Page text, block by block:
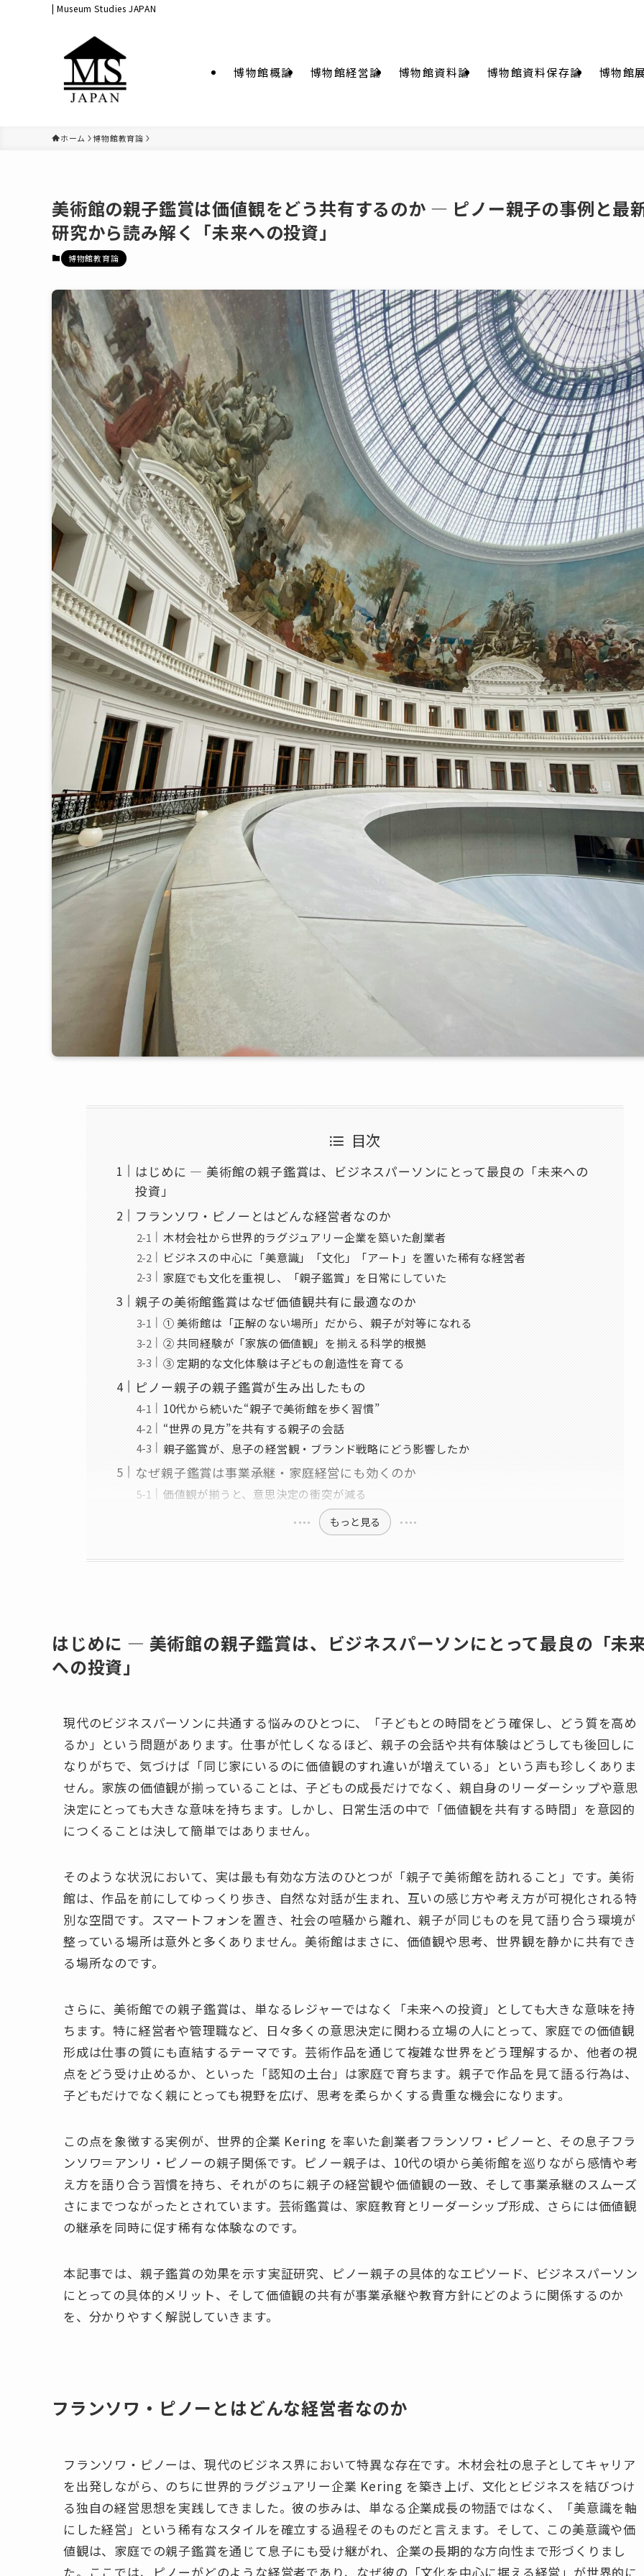
| Museum Studies JAPAN
博物館概論 博物館経営論 博物館資料論 博物館資料保存論 博物館
ホーム 博物館教育論
美術館の親子鑑賞は価値観をどう共有するのか ― ピノー親子の事例と最
研究から読み解く「未来への投資」
博物館教育論
目次
はじめに ― 美術館の親子鑑賞は、ビジネスパーソンにとって最良の「未来への
投資」
フランソワ・ピノーとはどんな経営者なのか
木材会社から世界的ラグジュアリー企業を築いた創業者
ビジネスの中心に「美意識」「文化」「アート」を置いた稀有な経営者
家庭でも文化を重視し、「親子鑑賞」を日常にしていた
親子の美術館鑑賞はなぜ価値観共有に最適なのか
① 美術館は「正解のない場所」だから、親子が対等になれる
② 共同経験が「家族の価値観」を揃える科学的根拠
③ 定期的な文化体験は子どもの創造性を育てる
ピノー親子の親子鑑賞が生み出したもの
10代から続いた“親子で美術館を歩く習慣”
“世界の見方”を共有する親子の会話
親子鑑賞が、息子の経営観・ブランド戦略にどう影響したか
なぜ親子鑑賞は事業承継・家庭経営にも効くのか
価値観が揃うと、意思決定の衝突が減る
もっと見る
はじめに ― 美術館の親子鑑賞は、ビジネスパーソンにとって最良の「未
への投資」
現代のビジネスパーソンに共通する悩みのひとつに、「子どもとの時間をどう確保し、どう質を高め
るか」という問題があります。仕事が忙しくなるほど、親子の会話や共有体験はどうしても後回しに
なりがちで、気づけば「同じ家にいるのに価値観のすれ違いが増えている」という声も珍しくありま
せん。家族の価値観が揃っていることは、子どもの成長だけでなく、親自身のリーダーシップや意思
決定にとっても大きな意味を持ちます。しかし、日常生活の中で「価値観を共有する時間」を意図的
につくることは決して簡単ではありません。
そのような状況において、実は最も有効な方法のひとつが「親子で美術館を訪れること」です。美術
館は、作品を前にしてゆっくり歩き、自然な対話が生まれ、互いの感じ方や考え方が可視化される特
別な空間です。スマートフォンを置き、社会の喧騒から離れ、親子が同じものを見て語り合う環境が
整っている場所は意外と多くありません。美術館はまさに、価値観や思考、世界観を静かに共有でき
る場所なのです。
さらに、美術館での親子鑑賞は、単なるレジャーではなく「未来への投資」としても大きな意味を持
ちます。特に経営者や管理職など、日々多くの意思決定に関わる立場の人にとって、家庭での価値観
形成は仕事の質にも直結するテーマです。芸術作品を通じて複雑な世界をどう理解するか、他者の視
点をどう受け止めるか、といった「認知の土台」は家庭で育ちます。親子で作品を見て語る行為は、
子どもだけでなく親にとっても視野を広げ、思考を柔らかくする貴重な機会になります。
この点を象徴する実例が、世界的企業 Kering を率いた創業者フランソワ・ピノーと、その息子フラ
ンソワ＝アンリ・ピノーの親子関係です。ピノー親子は、10代の頃から美術館を巡りながら感情や考
え方を語り合う習慣を持ち、それがのちに親子の経営観や価値観の一致、そして事業承継のスムーズ
さにまでつながったとされています。芸術鑑賞は、家庭教育とリーダーシップ形成、さらには価値観
の継承を同時に促す稀有な体験なのです。
本記事では、親子鑑賞の効果を示す実証研究、ピノー親子の具体的なエピソード、ビジネスパーソン
にとっての具体的メリット、そして価値観の共有が事業承継や教育方針にどのように関係するのか
を、分かりやすく解説していきます。
フランソワ・ピノーとはどんな経営者なのか
フランソワ・ピノーは、現代のビジネス界において特異な存在です。木材会社の息子としてキャリア
を出発しながら、のちに世界的ラグジュアリー企業 Kering を築き上げ、文化とビジネスを結びつけ
る独自の経営思想を実践してきました。彼の歩みは、単なる企業成長の物語ではなく、「美意識を軸
にした経営」という稀有なスタイルを確立する過程そのものだと言えます。そして、この美意識や価
値観は、家庭での親子鑑賞を通じて息子にも受け継がれ、企業の長期的な方向性まで形づくりまし
た。ここでは、ピノーがどのような経営者であり、なぜ彼の「文化を中心に据える経営」が世界的に